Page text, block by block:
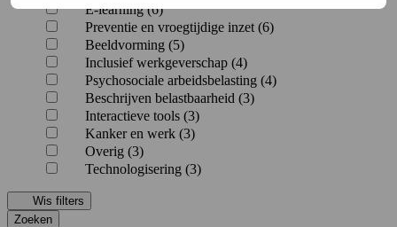
E-learning (6)
Preventie en vroegtijdige inzet (6)
Beeldvorming (5)
Inclusief werkgeverschap (4)
Psychosociale arbeidsbelasting (4)
Beschrijven belastbaarheid (3)
Interactieve tools (3)
Kanker en werk (3)
Overig (3)
Technologisering (3)
Wis filters
Zoeken